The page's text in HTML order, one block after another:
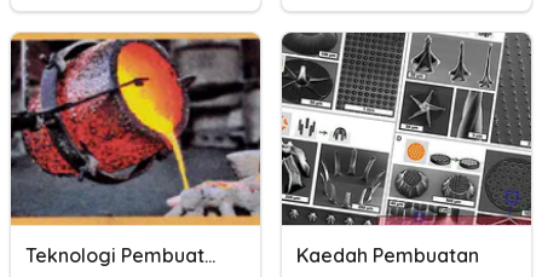
Teknologi Pembuatan Kaedah Pembuatan